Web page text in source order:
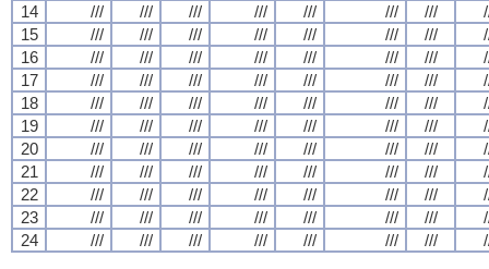
14
/// /// /// /// /// /// ///
15
/// /// /// /// /// /// ///
16
/// /// /// /// /// /// ///
17
/// /// /// /// /// /// ///
18
/// /// /// /// /// /// ///
19
/// /// /// /// /// /// ///
20
/// /// /// /// /// /// ///
21
/// /// /// /// /// /// ///
22
/// /// /// /// /// /// ///
23
/// /// /// /// /// /// ///
24
/// /// /// /// /// /// ///